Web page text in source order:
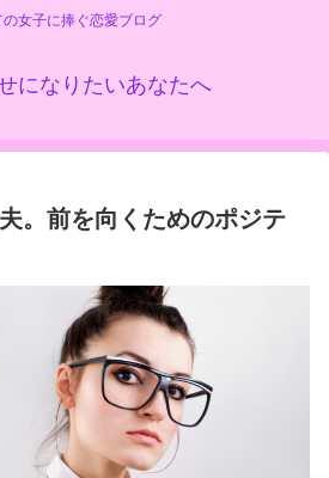
の女子に捧ぐ恋愛ブログ
になりたいあなたへ
。前を向くためのポジテ